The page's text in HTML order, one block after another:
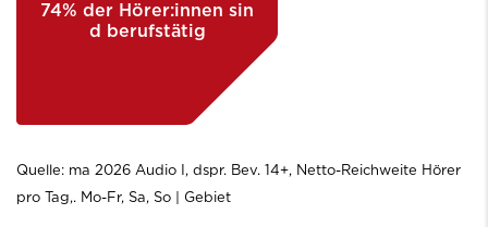
74% der Hörer:innen sin
d berufstätig
Quelle: ma 2026 Audio I, dspr. Bev. 14+, Netto-Reichweite Hörer
pro Tag,. Mo-Fr, Sa, So | Gebiet